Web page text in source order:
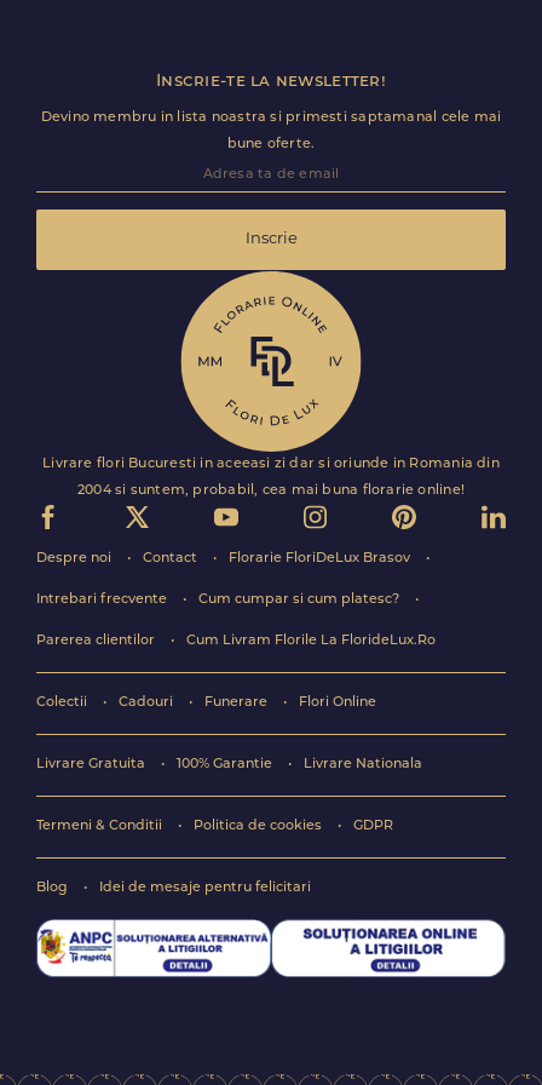
Inscrie-te la newsletter!
Devino membru in lista noastra si primesti saptamanal cele mai
bune oferte.
Inscrie
Livrare flori Bucuresti in aceeasi zi dar si oriunde in Romania din
2004 si suntem, probabil, cea mai buna florarie online!
Despre noi Contact Florarie FloriDeLux Brasov
Intrebari frecvente Cum cumpar si cum platesc?
Parerea clientilor Cum Livram Florile La FlorideLux.Ro
Colectii Cadouri Funerare Flori Online
Livrare Gratuita 100% Garantie Livrare Nationala
Termeni & Conditii Politica de cookies GDPR
Blog Idei de mesaje pentru felicitari